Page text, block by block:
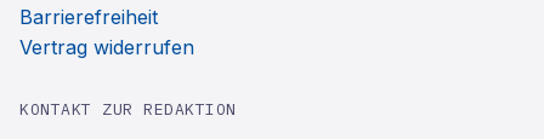
Barrierefreiheit
Vertrag widerrufen
KONTAKT ZUR REDAKTION